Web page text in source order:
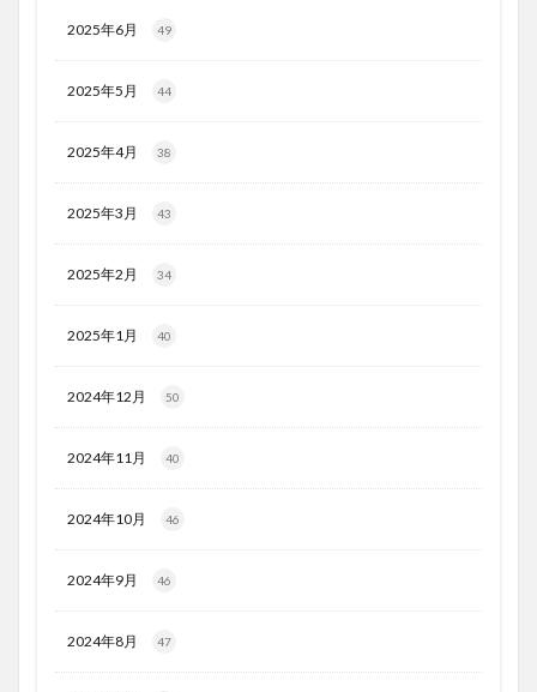
2025年6月 49
2025年5月 44
2025年4月 38
2025年3月 43
2025年2月 34
2025年1月 40
2024年12月 50
2024年11月 40
2024年10月 46
2024年9月 46
2024年8月 47